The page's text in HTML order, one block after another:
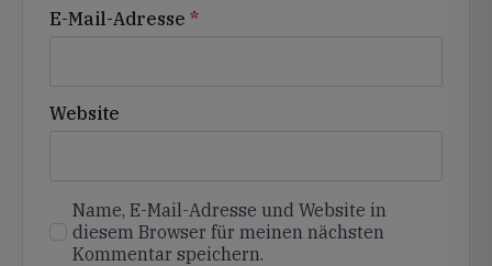
E-Mail-Adresse *
Website
Name, E-Mail-Adresse und Website in
diesem Browser für meinen nächsten
Kommentar speichern.